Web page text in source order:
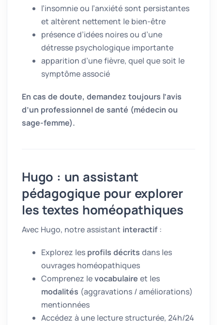
l’insomnie ou l’anxiété sont persistantes
et altèrent nettement le bien-être
présence d’idées noires ou d’une
détresse psychologique importante
apparition d’une fièvre, quel que soit le
symptôme associé
En cas de doute, demandez toujours l’avis
d’un professionnel de santé (médecin ou
sage-femme).
Hugo : un assistant
pédagogique pour explorer
les textes homéopathiques
Avec Hugo, notre assistant interactif :
Explorez les profils décrits dans les
ouvrages homéopathiques
Comprenez levocabulaire et les
modalités (aggravations / améliorations)
mentionnées
Accédez à une lecture structurée, 24h/24